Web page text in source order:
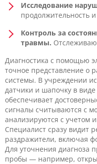
Исследование
продолжительность и
Контроль за
травмы.
Диагностика с помощью
точное представление о
системы. В учреждении
датчики и шапочку в виде
обеспечивает
сигналы считываются с
анализируются с учетом
Специалист сразу видит
раздражители, включая
Для уточнения диагноза
пробы — например,